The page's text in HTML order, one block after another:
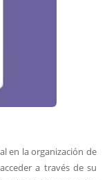
en la organización de
a través de su